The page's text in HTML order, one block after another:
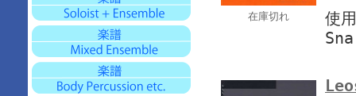
在庫切れ
使